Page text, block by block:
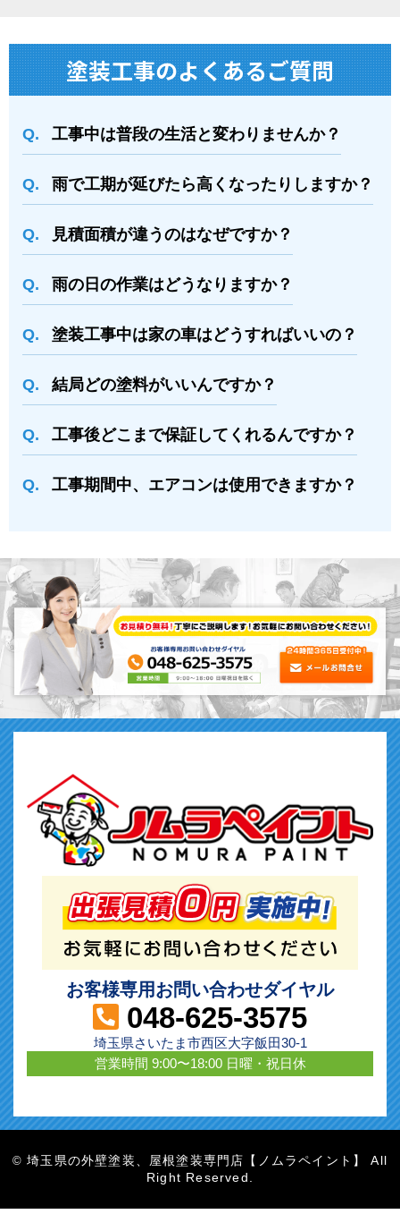
塗装⼯事のよくあるご質問
工事中は普段の生活と変わりませんか？
雨で工期が延びたら高くなったりしますか？
⾒積⾯積が違うのはなぜですか？
⾬の日の作業はどうなりますか？
塗装⼯事中は家の⾞はどうすればいいの？
結局どの塗料がいいんですか？
⼯事後どこまで保証してくれるんですか？
⼯事期間中、エアコンは使⽤できますか？
お客様専用お問い合わせダイヤル
048-625-3575
埼玉県さいたま市西区大字飯田30-1
営業時間 9:00〜18:00 日曜・祝日休
©埼玉県の外壁塗装、屋根塗装専門店【ノムラペイント】 All
Right Reserved.